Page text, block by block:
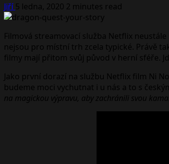
Jiří 5 ledna, 2020 2 minutes read
Filmová streamovací služba Netflix
nejsou pro místní trh zcela typické. Právě
filmy mají přitom svůj původ v herní sféře.
Jako první dorazí na službu Netflix film Ni
budeme moci vychutnat i u nás a to s
na magickou výpravu, aby zachránili svou